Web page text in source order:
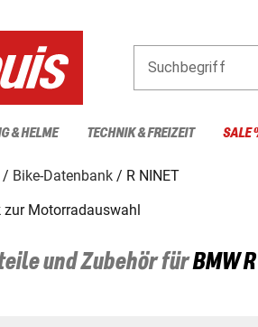
Suchbegriff
& HELME TECHNIK & FREIZEIT SALE
Bike-Datenbank
R NINET
zur Motorradauswahl
und Zubehör fürBMW